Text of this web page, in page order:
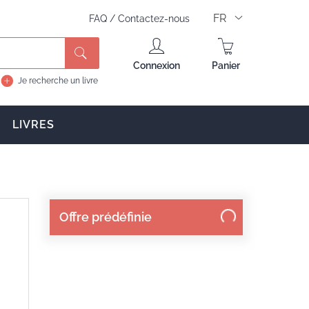
FAQ / Contactez-nous FR
Je recherche un livre
Connexion Panier
LIVRES
Offre prédéfinie